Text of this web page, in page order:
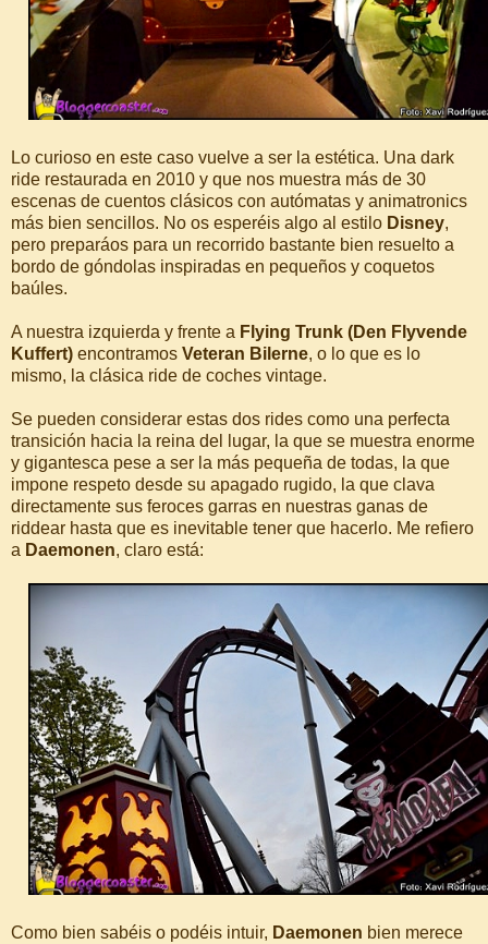
Lo curioso en este caso vuelve a ser la estética. Una dark
ride restaurada en 2010 y que nos muestra más de 30
escenas de cuentos clásicos con autómatas y animatronics
más bien sencillos. No os esperéis algo al estilo Disney,
pero preparáos para un recorrido bastante bien resuelto a
bordo de góndolas inspiradas en pequeños y coquetos
baúles.
A nuestra izquierda y frente a Flying Trunk (Den Flyvende
Kuffert) encontramos Veteran Bilerne, o lo que es lo
mismo, la clásica ride de coches vintage.
Se pueden considerar estas dos rides como una perfecta
transición hacia la reina del lugar, la que se muestra enorme
y gigantesca pese a ser la más pequeña de todas, la que
impone respeto desde su apagado rugido, la que clava
directamente sus feroces garras en nuestras ganas de
riddear hasta que es inevitable tener que hacerlo. Me refiero
a Daemonen, claro está:
Como bien sabéis o podéis intuir, Daemonen bien merece